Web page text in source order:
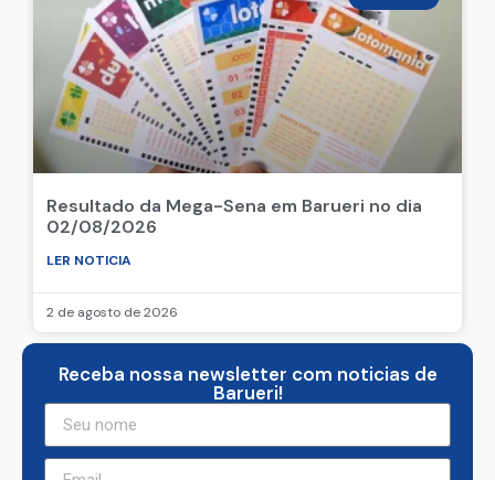
Resultado da Mega-Sena em Barueri no dia
02/08/2026
LER NOTICIA
2 de agosto de 2026
Receba nossa newsletter com noticias de
Barueri!